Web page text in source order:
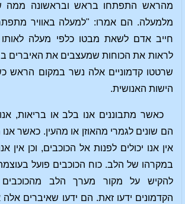
מהראש התפתחו בראש ובראשונה ממה
מלמעלה. הם אמרו: "למעלה באוויר
חייב אדם לשאת מבטו כלפי מעלה לאותו
לראות את הכוחות שמעצבים את האיברים
שרטטו קדמוניים אלה נשר במקום הראש
הישות האנושית.
כאשר מתבוננים אנו בלב או בריאות,
הם שונים לגמרי מהאוזן או מהעין. כאשר
אין אנו יכולים לפנות אל הכוכבים, וכן אין
במקרהו של הלב. כוח הכוכבים פועל
להקיש על מקור מערך הלב
הקדמונים ידעו זאת. הם ידעו שאיברים אלה